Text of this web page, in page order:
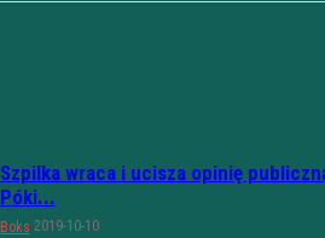
Szpilka wraca i ucisza opinię
Póki...
Boks 2019-10-10